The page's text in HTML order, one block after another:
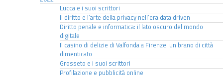
Lucca e i suoi scrittori
Il diritto e l’arte della privacy nell’era data driven
Diritto penale e informatica: il lato oscuro del mondo
digitale
Il casino di delizie di Valfonda a Firenze: un brano di città
dimenticato
Grosseto e i suoi scrittori
Profilazione e pubblicità online